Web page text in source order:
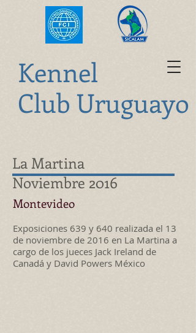
Kennel
Club Uruguayo
Montevideo
Exposiciones 639 y 640 realizada el 13
de noviembre de 2016 en La Martina a
cargo de los jueces Jack Ireland de
Canadá y David Powers México
La Martina
Noviembre 2016